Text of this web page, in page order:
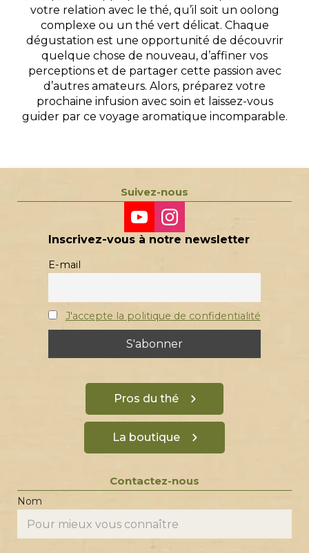
votre relation avec le thé, qu’il soit un oolong
complexe ou un thé vert délicat. Chaque
dégustation est une opportunité de découvrir
quelque chose de nouveau, d’affiner vos
perceptions et de partager cette passion avec
d’autres amateurs. Alors, préparez votre
prochaine infusion avec soin et laissez-vous
guider par ce voyage aromatique incomparable.
Suivez-nous
Inscrivez-vous à notre newsletter
E-mail
J'accepte la politique de confidentialité
Pros du thé
La boutique
Contactez-nous
Nom